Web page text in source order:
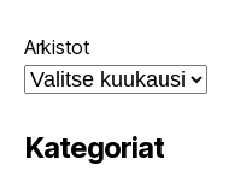
Arkistot
Kategoriat